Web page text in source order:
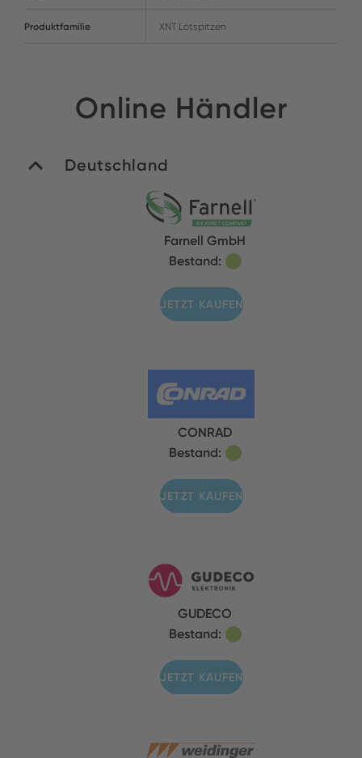
Produktfamilie XNT Lötspitzen
Online Händler
Deutschland
Farnell GmbH
Bestand:
JETZT KAUFEN
CONRAD
Bestand:
JETZT KAUFEN
GUDECO
Bestand:
JETZT KAUFEN